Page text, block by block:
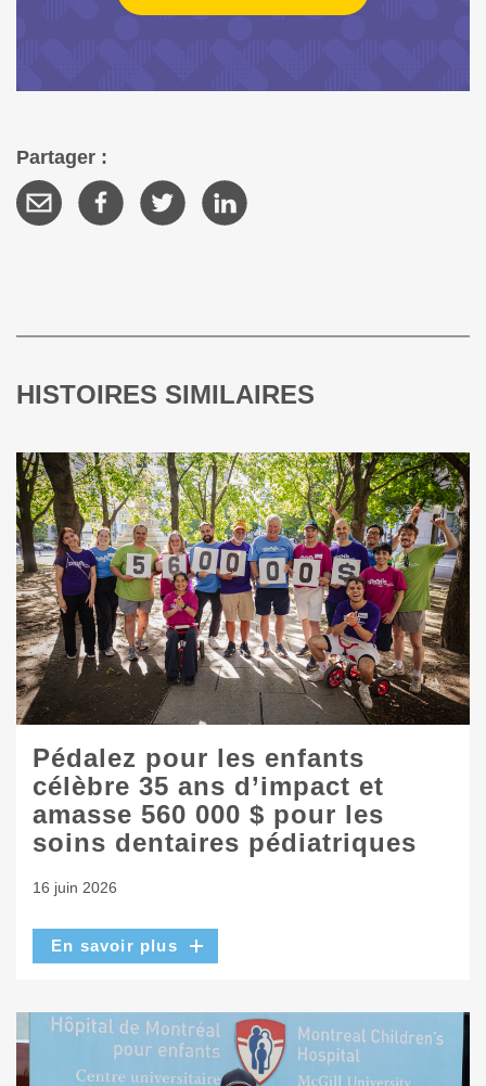
Partager :
HISTOIRES SIMILAIRES
Pédalez pour les enfants
célèbre 35 ans d’impact et
amasse 560 000 $ pour les
soins dentaires pédiatriques
16 juin 2026
En savoir plus